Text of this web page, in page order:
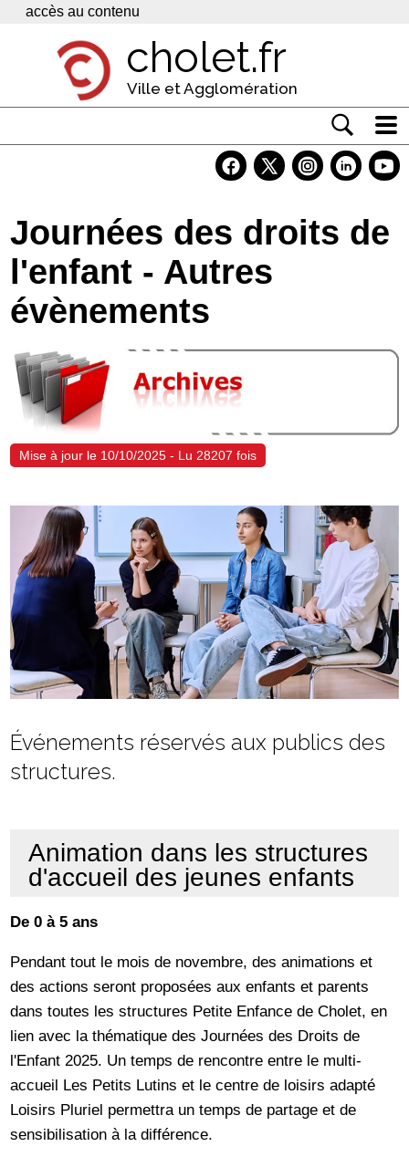
Panneau de gestion des cookies
accès au contenu
cholet.fr
Ville et Agglomération
Economie
Services
Contacts
Journées des droits de
l'enfant - Autres
évènements
Mise à jour le 10/10/2025 - Lu 28207 fois
Événements réservés aux publics des
structures.
Animation dans les structures
d'accueil des jeunes enfants
De 0 à 5 ans
Pendant tout le mois de novembre, des animations et
des actions seront proposées aux enfants et parents
dans toutes les structures Petite Enfance de Cholet, en
lien avec la thématique des Journées des Droits de
l'Enfant 2025. Un temps de rencontre entre le multi-
accueil Les Petits Lutins et le centre de loisirs adapté
Loisirs Pluriel permettra un temps de partage et de
sensibilisation à la différence.